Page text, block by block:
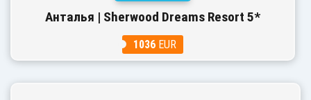
Анталья | Sherwood Dreams Resort 5*
1036EUR